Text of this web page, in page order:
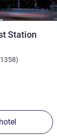
Station
beoordeling)
beoordelingen
)